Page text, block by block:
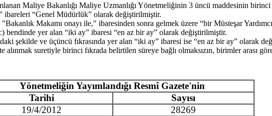
Maliye Bakanlığı Maliye Uzmanlığı Yönetmeliğinin 3 üncü maddesinin birinci
“Genel Müdürlük” olarak değiştirilmiştir.
Makamı onayı ile," ibaresinden sonra gelmek üzere “bir Müsteşar
yer alan “iki ay” ibaresi “en az bir ay” olarak değiştirilmiştir.
şekilde ve üçüncü fıkrasında yer alan “iki ay” ibaresi ise “en az bir ay” olarak
suretiyle birinci fıkrada belirtilen süreye bağlı olmaksızın, birimler arası
Yönetmeliğin Yayımlandığı Resmî Gazete'nin
Tarihi
Sayısı
19/4/2012
28269